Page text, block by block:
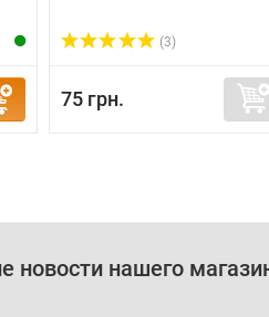
(3)
75 грн.
новости нашего